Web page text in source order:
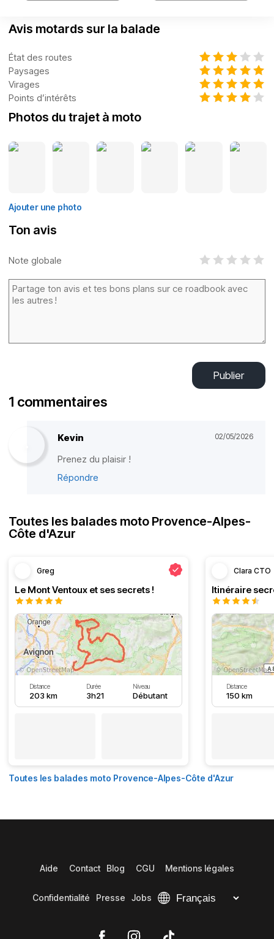
Avis motards sur la balade
État des routes
Paysages
Virages
Points d’intérêts
Photos du trajet à moto
Ajouter une photo
Ton avis
Note globale
Publier
1 commentaires
Kevin 02/05/2026
Prenez du plaisir !
Répondre
Toutes les balades moto Provence-Alpes-
Côte d'Azur
Greg
Le Mont Ventoux et ses secrets !
Distance
203 km
Durée
3h21
Niveau
Débutant
Clara CTO
Distance
150 km
Toutes les balades moto Provence-Alpes-Côte d'Azur
Aide Contact Blog CGU Mentions légales
Confidentialité Presse Jobs